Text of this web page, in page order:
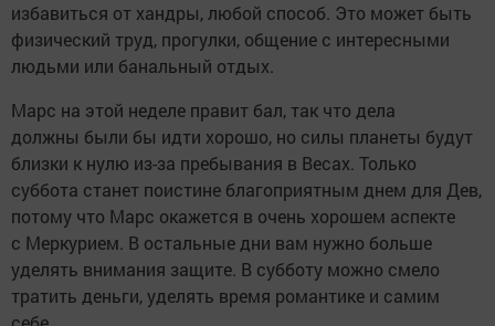
избавиться от хандры, любой способ. Это может быть
физический труд, прогулки, общение с интересными
людьми или банальный отдых.
Марс на этой неделе правит бал, так что дела
должны были бы идти хорошо, но силы планеты будут
близки к нулю из-за пребывания в Весах. Только
суббота станет поистине благоприятным днем для Дев,
потому что Марс окажется в очень хорошем аспекте
с Меркурием. В остальные дни вам нужно больше
уделять внимания защите. В субботу можно смело
тратить деньги, уделять время романтике и самим